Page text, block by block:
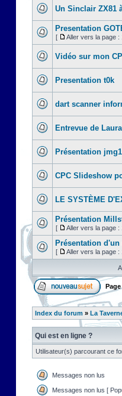
Un Sinclair ZX81
Presentation
[ Aller vers la page :
Vidéo sur mon
Presentation t0k
dart scanner
Entrevue de
Présentation
CPC Slideshow
LE SYSTÈME
Présentation
[ Aller vers la page :
Présentation
[ Aller vers la page :
Page
Index du forum » La
Qui est en ligne ?
Utilisateur(s) parcourant ce
Messages non lus
Messages non lus [